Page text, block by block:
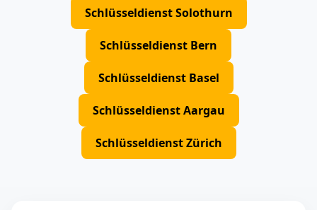
Schlüsseldienst Solothurn
Schlüsseldienst Bern
Schlüsseldienst Basel
Schlüsseldienst Aargau
Schlüsseldienst Zürich